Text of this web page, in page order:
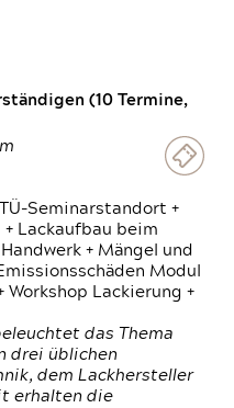
(10 Termine,
Seminarstandort +
Lackaufbau beim
+ Mängel und
Modul
Workshop Lackierung +
das Thema
drei üblichen
dem Lackhersteller
erhalten die